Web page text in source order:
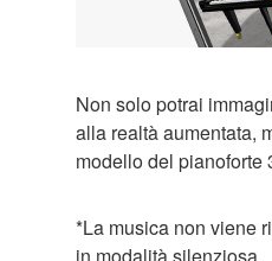
Non solo potrai
alla realtà aumentata,
modello del pianoforte
*La musica non viene